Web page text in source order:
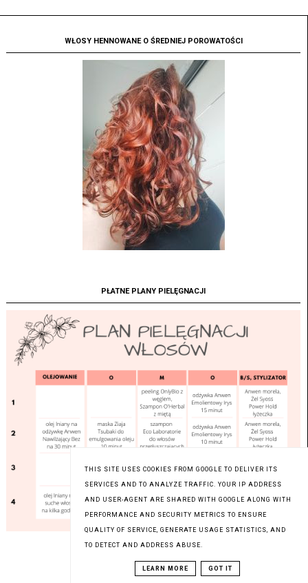
WŁOSY HENNOWANE O ŚREDNIEJ POROWATOŚCI
PŁATNE PLANY PIELĘGNACJI
ODWIEDŹ MNIE NA FACEBOOKU
THIS SITE USES COOKIES FROM GOOGLE TO DELIVER ITS
SERVICES AND TO ANALYZE TRAFFIC. YOUR IP ADDRESS
AND USER-AGENT ARE SHARED WITH GOOGLE ALONG WITH
PERFORMANCE AND SECURITY METRICS TO ENSURE
QUALITY OF SERVICE, GENERATE USAGE STATISTICS, AND
TO DETECT AND ADDRESS ABUSE.
LEARN MORE GOT IT